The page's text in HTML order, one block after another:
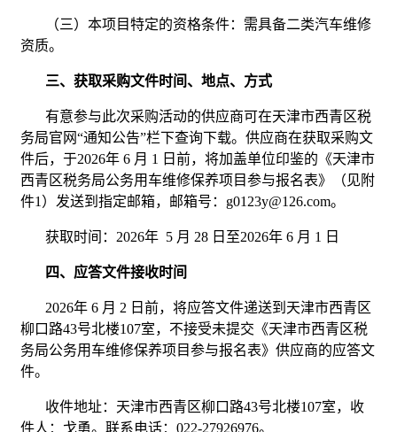
（三）本项目特定的资格条件：需具备二类汽车维修
资质。
三、获取采购文件时间、地点、方式
有意参与此次采购活动的供应商可在天津市西青区税
务局官网“通知公告”栏下查询下载。供应商在获取采购文
件后，于2026年 6 月 1 日前，将加盖单位印鉴的《天津市
西青区税务局公务用车维修保养项目参与报名表》（见附
件1）发送到指定邮箱，邮箱号：g0123y@126.com。
获取时间：2026年 5 月 28 日至2026年 6 月 1 日
四、应答文件接收时间
2026年 6 月 2 日前，将应答文件递送到天津市西青区
柳口路43号北楼107室，不接受未提交《天津市西青区税
务局公务用车维修保养项目参与报名表》供应商的应答文
件。
收件地址：天津市西青区柳口路43号北楼107室，收
件人：戈勇。联系电话：022-27926976。